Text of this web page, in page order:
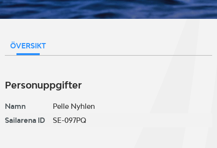
ÖVERSIKT
Personuppgifter
Namn
Pelle Nyhlen
Sailarena ID
SE-097PQ